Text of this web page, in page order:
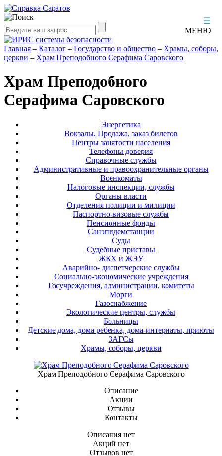
☰
МЕНЮ
Главная – Каталог – Государство и общество – Храмы, соборы,
церкви – Храм Преподобного Серафима Саровского
Храм Преподобного
Серафима Саровского
Энергетика
Вокзалы. Продажа, заказ билетов
Центры занятости населения
Телефоны доверия
Справочные службы
Административные и правоохранительные органы
Военкоматы
Налоговые инспекции, службы
Органы власти
Отделения полиции и милиции
Паспортно-визовые службы
Пенсионные фонды
Санэпидемстанции
Суды
Судебные приставы
ЖКХ и ЖЭУ
Аварийно- диспетчерские службы
Социально-экономические учреждения
Госучреждения, администрации, комитеты
Морги
Газоснабжение
Экологические центры, службы
Больницы
Детские дома, дома ребенка, дома-интернаты, приюты
ЗАГСы
Храмы, соборы, церкви
Храм Преподобного Серафима Саровского
Описание
Акции
Отзывы
Контакты
Описания нет
Акций нет
Отзывов нет